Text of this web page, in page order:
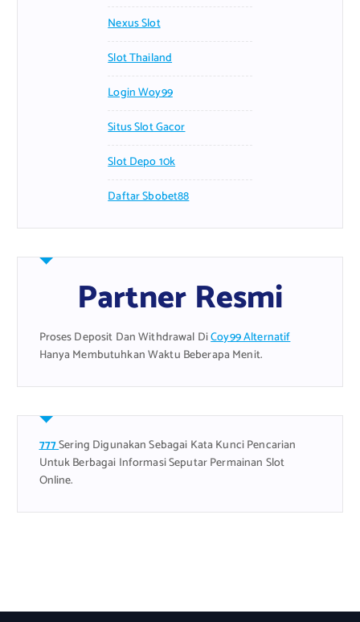
Nexus Slot
Slot Thailand
Login Woy99
Situs Slot Gacor
Slot Depo 10k
Daftar Sbobet88
Partner Resmi
Proses Deposit Dan Withdrawal DiCoy99 Alternatif
Hanya Membutuhkan Waktu Beberapa Menit.
777Sering Digunakan Sebagai Kata Kunci Pencarian
Untuk Berbagai Informasi Seputar Permainan Slot
Online.